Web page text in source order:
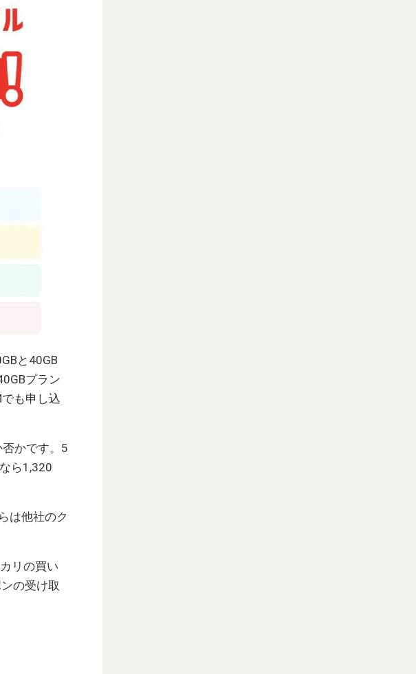
と40GB
プラン
も申し込
かです。5
ら1,320
は他社のク
リの買い
の受け取